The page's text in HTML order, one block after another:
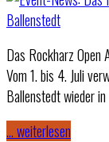
Das Rockharz
Vom 1. bis 4. Juli
Ballenstedt wieder in
… weiterlesen